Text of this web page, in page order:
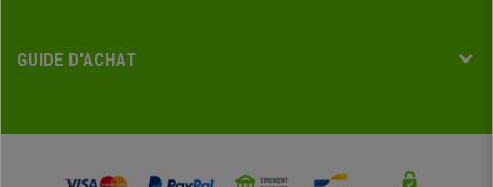
GUIDE D'ACHAT